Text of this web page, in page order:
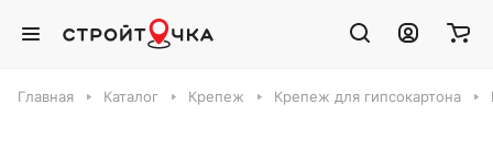
Главная Каталог Крепеж Крепеж для гипсокартона